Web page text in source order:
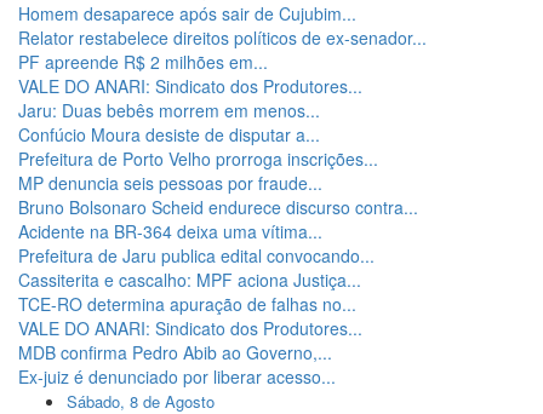
Homem desaparece após sair de Cujubim...
Relator restabelece direitos políticos de ex-senador...
PF apreende R$ 2 milhões em...
VALE DO ANARI: Sindicato dos Produtores...
Jaru: Duas bebês morrem em menos...
Confúcio Moura desiste de disputar a...
Prefeitura de Porto Velho prorroga inscrições...
MP denuncia seis pessoas por fraude...
Bruno Bolsonaro Scheid endurece discurso contra...
Acidente na BR-364 deixa uma vítima...
Prefeitura de Jaru publica edital convocando...
Cassiterita e cascalho: MPF aciona Justiça...
TCE-RO determina apuração de falhas no...
VALE DO ANARI: Sindicato dos Produtores...
MDB confirma Pedro Abib ao Governo,...
Ex-juiz é denunciado por liberar acesso...
Sábado, 8 de Agosto